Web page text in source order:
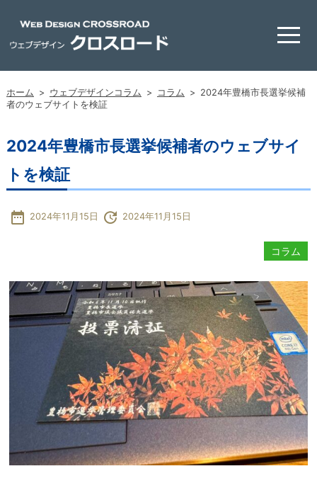
ホーム > ウェブデザインコラム > コラム > 2024年豊橋市長選挙候補
者のウェブサイトを検証
2024年豊橋市長選挙候補者のウェブサイ
トを検証
date_range 2024年11月15日 update 2024年11月15日
コラム